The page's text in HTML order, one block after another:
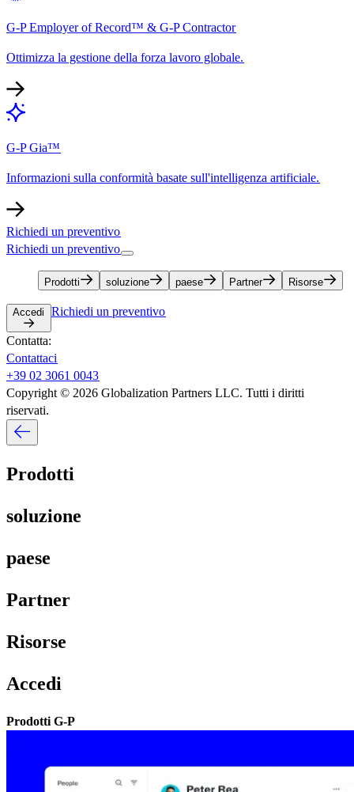
G-P Employer of Record™ & G-P Contractor​​
Ottimizza la gestione della forza lavoro globale.​​
G-P Gia™​​
Informazioni sulla conformità basate sull'intelligenza artificiale.​​
Richiedi un preventivo​​
Richiedi un preventivo​​
Prodotti​​ soluzione​​ paese​​ Partner​​ Risorse​​
Accedi​​ Richiedi un preventivo​​
Contatta:​​
Contattaci​​
+39 02 3061 0043​​
Copyright © 2026 Globalization Partners LLC. Tutti i diritti
riservati.​​
Prodotti​​
soluzione​​
paese​​
Partner​​
Risorse​​
Accedi​​
Prodotti G-P​​